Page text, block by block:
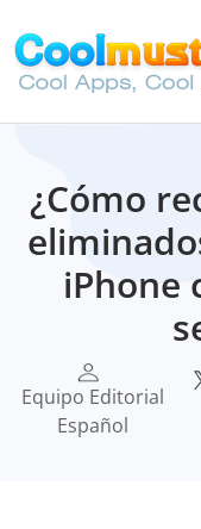
¿Cómo
iPhone
Equipo Editorial
Español